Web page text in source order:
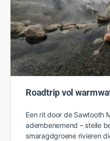
Rosanne
31 oktober
Roadtrip vol
Een rit door de Sawtooth
adembenemend – steile
smaragdgroene rivieren